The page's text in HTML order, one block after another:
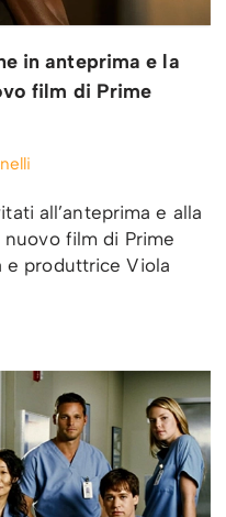
in anteprima e la
film di Prime
all’anteprima e alla
film di Prime
e produttrice Viola